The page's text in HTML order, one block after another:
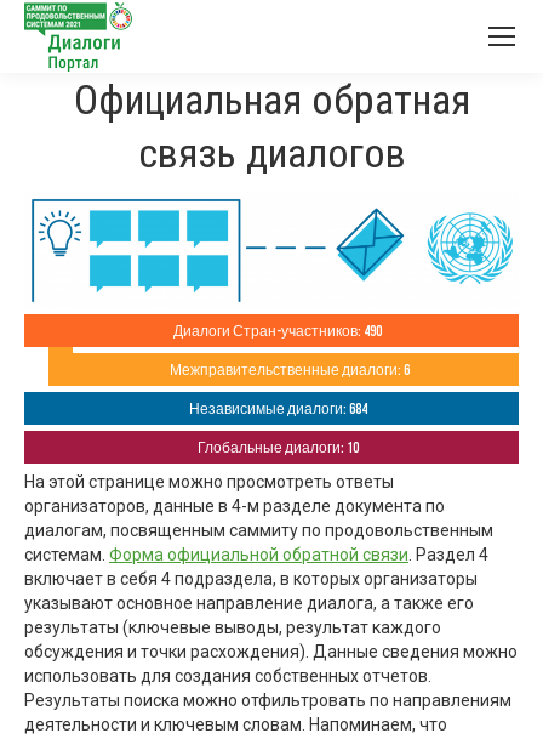
Официальная обратная
связь диалогов
Диалоги Стран-участников: 490
Межправительственные диалоги: 6
Независимые диалоги: 684
Глобальные диалоги: 10
На этой странице можно просмотреть ответы
организаторов, данные в 4-м разделе документа по
диалогам, посвященным саммиту по продовольственным
системам. Форма официальной обратной связи . Раздел 4
включает в себя 4 подраздела, в которых организаторы
указывают основное направление диалога, а также его
результаты (ключевые выводы, результат каждого
обсуждения и точки расхождения). Данные сведения можно
использовать для создания собственных отчетов.
Результаты поиска можно отфильтровать по направлениям
деятельности и ключевым словам. Напоминаем, что